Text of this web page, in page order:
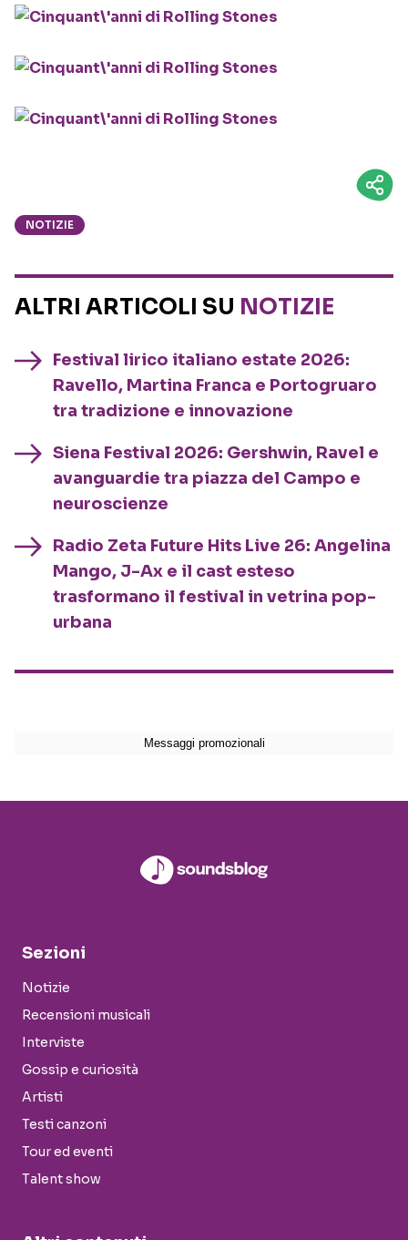
NOTIZIE
ALTRI ARTICOLI SU NOTIZIE
Festival lirico italiano estate 2026:
Ravello, Martina Franca e Portogruaro
tra tradizione e innovazione
Siena Festival 2026: Gershwin, Ravel e
avanguardie tra piazza del Campo e
neuroscienze
Radio Zeta Future Hits Live 26: Angelina
Mango, J-Ax e il cast esteso
trasformano il festival in vetrina pop-
urbana
Sezioni
Notizie
Recensioni musicali
Interviste
Gossip e curiosità
Artisti
Testi canzoni
Tour ed eventi
Talent show